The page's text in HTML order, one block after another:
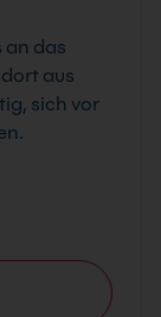
an das
aus
sich vor